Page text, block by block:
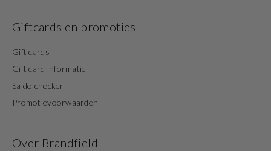
Giftcards en promoties
Gift cards
Gift card informatie
Saldo checker
Promotievoorwaarden
Over Brandfield